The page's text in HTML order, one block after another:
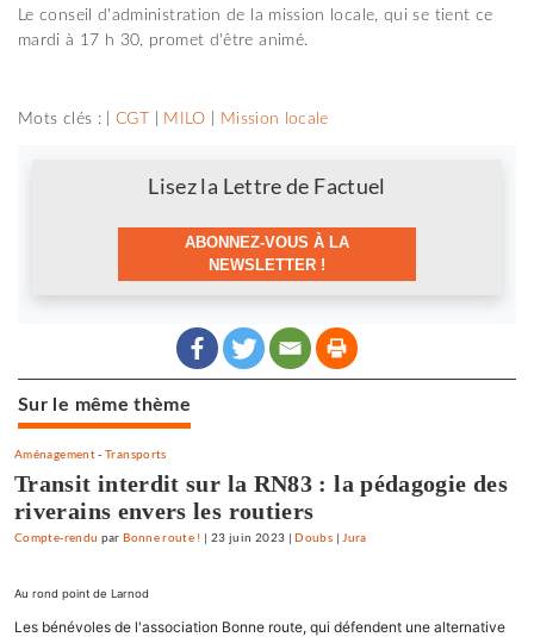
Le conseil d'administration de la mission locale, qui se tient ce
mardi à 17 h 30, promet d'être animé.
Mots clés : |CGT MILO Mission locale
Lisez la Lettre de Factuel
ABONNEZ-VOUS À LA
NEWSLETTER !
Sur le même thème
Aménagement-Transports
Transit interdit sur la RN83 : la pédagogie des
riverains envers les routiers
Compte-rendu parBonne route ! | 23 juin 2023 |Doubs | Jura
Au rond point de Larnod
Les bénévoles de l'association Bonne route, qui défendent une alternative